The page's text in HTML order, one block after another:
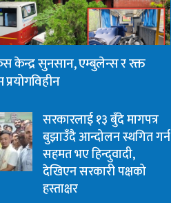
केन्द्र सुनसान, एम्बुलेन्स र रक्त
सरकारलाई १३ बुँदे मागपत्र
बुझाउँदै आन्दोलन स्थगित गर्न
सहमत भए हिन्दुवादी,
देखिएन सरकारी पक्षको
हस्ताक्षर